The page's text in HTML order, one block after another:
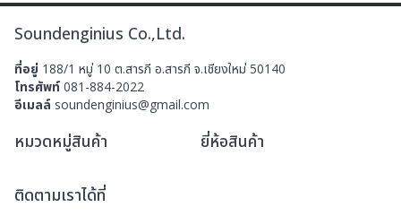
Soundenginius Co.,Ltd.
ที่อยู่ 188/1 หมู่ 10 ต.สารภี อ.สารภี จ.เชียงใหม่ 50140
โทรศัพท์ 081-884-2022
อีเมลล์ soundenginius@gmail.com
หมวดหมู่สินค้า ยี่ห้อสินค้า
ติดตามเราได้ที่